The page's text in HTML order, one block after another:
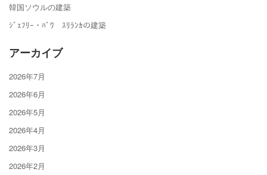
韓国ソウルの建築
ｼﾞｪﾌﾘｰ・ﾊﾞﾜ ｽﾘﾗﾝｶの建築
アーカイブ
2026年7月
2026年6月
2026年5月
2026年4月
2026年3月
2026年2月